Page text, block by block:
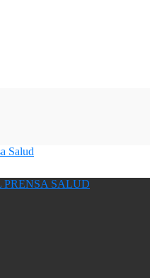
Salud